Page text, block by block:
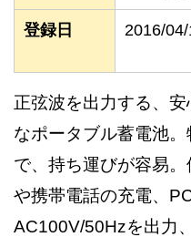
登録日 2016/04/
正弦波を出力する、
なポータブル蓄電池
で、持ち運びが容易
や携帯電話の充電、
AC100V/50Hzを出力